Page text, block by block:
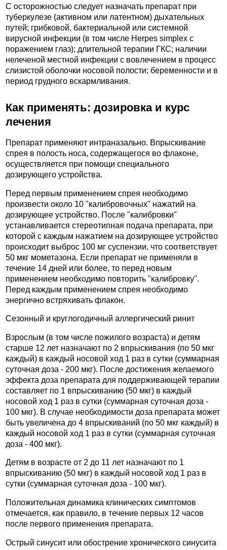
С осторожностью следует назначать препарат при
туберкулезе (активном или латентном) дыхательных
путей; грибковой, бактериальной или системной
вирусной инфекции (в том числе Herpes simplex с
поражением глаз); длительной терапии ГКС; наличии
нелеченой местной инфекции с вовлечением в процесс
слизистой оболочки носовой полости; беременности и в
период грудного вскармливания.
Как применять: дозировка и курс
лечения
Препарат применяют интраназально. Впрыскивание
спрея в полость носа, содержащегося во флаконе,
осуществляется при помощи специального
дозирующего устройства.
Перед первым применением спрея необходимо
произвести около 10 "калибровочных" нажатий на
дозирующее устройство. После "калибровки"
устанавливается стереотипная подача препарата, при
которой с каждым нажатием на дозирующее устройство
происходит выброс 100 мг суспензии, что соответствует
50 мкг мометазона. Если препарат не применяли в
течение 14 дней или более, то перед новым
применением необходимо повторить "калибровку".
Перед каждым применением спрея необходимо
энергично встряхивать флакон.
Сезонный и круглогодичный аллергический ринит
Взрослым (в том числе пожилого возраста) и детям
старше 12 лет назначают по 2 впрыскивания (по 50 мкг
каждый) в каждый носовой ход 1 раз в сутки (суммарная
суточная доза - 200 мкг). После достижения желаемого
эффекта доза препарата для поддерживающей терапии
составляет по 1 впрыскиванию (50 мкг) в каждый
носовой ход 1 раз в сутки (суммарная суточная доза -
100 мкг). В случае необходимости доза препарата может
быть увеличена до 4 впрыскиваний (по 50 мкг каждый) в
каждый носовой ход 1 раз в сутки (суммарная суточная
доза - 400 мкг).
Детям в возрасте от 2 до 11 лет назначают по 1
впрыскиванию (50 мкг) в каждый носовой ход 1 раз в
сутки (суммарная суточная доза - 100 мкг).
Положительная динамика клинических симптомов
отмечается, как правило, в течение первых 12 часов
после первого применения препарата.
Острый синусит или обострение хронического синусита